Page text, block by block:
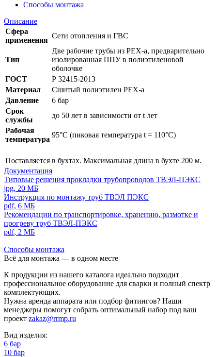
Способы монтажа
Описание
Сфера
применения
Сети отопления и ГВС
Тип
Две рабочие трубы из PEX-a, предварительно
изолированная ППУ в полиэтиленовой
оболочке
ГОСТ
Р 32415-2013
Материал
Сшитый полиэтилен PEX-a
Давление
6 бар
Срок
службы
до 50 лет в зависимости от t лет
Рабочая
температура
95°С (пиковая температура t = 110°С)
Поставляется в бухтах. Максимальная длина в бухте 200 м.
Документация
Типовые решения прокладки трубопроводов ТВЭЛ-ПЭКС
jpg, 20 МБ
Инструкция по монтажу труб ТВЭЛ ПЭКС
pdf, 6 МБ
Рекомендации по транспортировке, хранению, размотке и
прогреву труб ТВЭЛ-ПЭКС
pdf, 2 МБ
Способы монтажа
Всё для монтажа — в одном месте
К продукции из нашего каталога идеально подходит
профессиональное оборудование для сварки и полный спектр
комплектующих.
Нужна аренда аппарата или подбор фитингов? Наши
менеджеры помогут собрать оптимальный набор под ваш
проект zakaz@rrmp.ru
Вид изделия:
6 бар
10 бар